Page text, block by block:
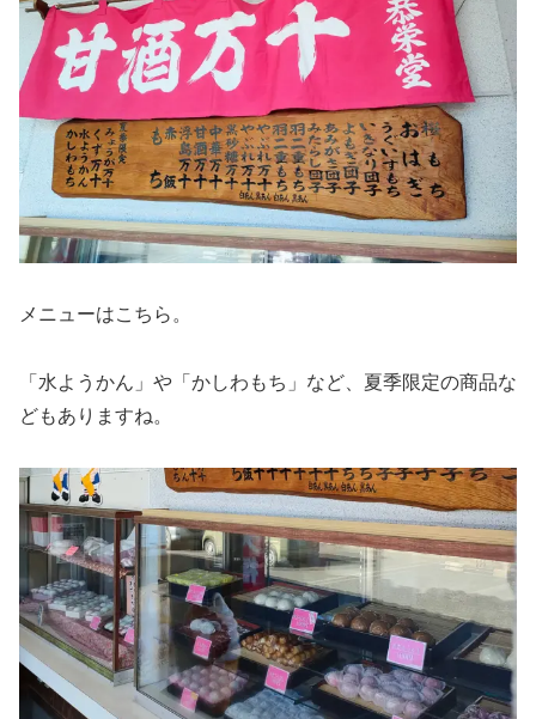
メニューはこちら。
「水ようかん」や「かしわもち」など、夏季限定の商品な
どもありますね。